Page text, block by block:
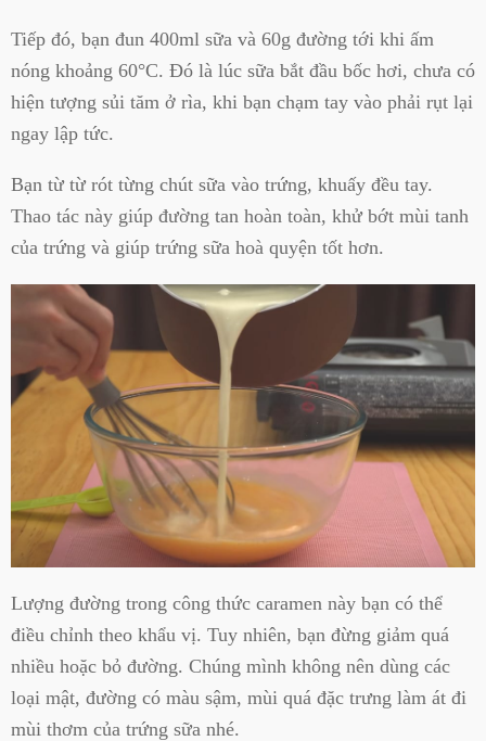
Tiếp đó, bạn đun 400ml sữa và 60g đường tới khi ấm
nóng khoảng 60°C. Đó là lúc sữa bắt đầu bốc hơi, chưa có
hiện tượng sủi tăm ở rìa, khi bạn chạm tay vào phải rụt lại
ngay lập tức.
Bạn từ từ rót từng chút sữa vào trứng, khuấy đều tay.
Thao tác này giúp đường tan hoàn toàn, khử bớt mùi tanh
của trứng và giúp trứng sữa hoà quyện tốt hơn.
Lượng đường trong công thức caramen này bạn có thể
điều chỉnh theo khẩu vị. Tuy nhiên, bạn đừng giảm quá
nhiều hoặc bỏ đường. Chúng mình không nên dùng các
loại mật, đường có màu sậm, mùi quá đặc trưng làm át đi
mùi thơm của trứng sữa nhé.